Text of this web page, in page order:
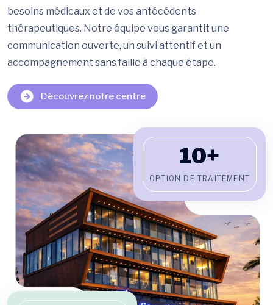
besoins médicaux et de vos antécédents
thérapeutiques. Notre équipe vous garantit une
communication ouverte, un suivi attentif et un
accompagnement sans faille à chaque étape.
Découvrez notre centre
10+
OPTION DE TRAITEMENT